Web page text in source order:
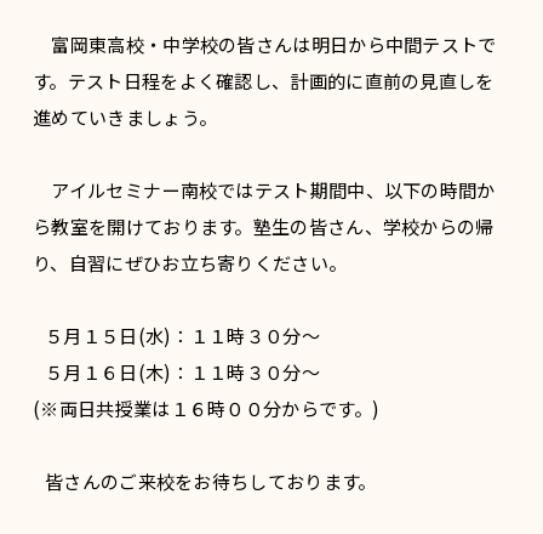
富岡東高校・中学校の皆さんは明日から中間テストで
す。テスト日程をよく確認し、計画的に直前の見直しを
進めていきましょう。
アイルセミナー南校ではテスト期間中、以下の時間か
ら教室を開けております。塾生の皆さん、学校からの帰
り、自習にぜひお立ち寄りください。
５月１５日(水)：１１時３０分〜
５月１６日(木)：１１時３０分〜
(※両日共授業は１６時００分からです。)
皆さんのご来校をお待ちしております。